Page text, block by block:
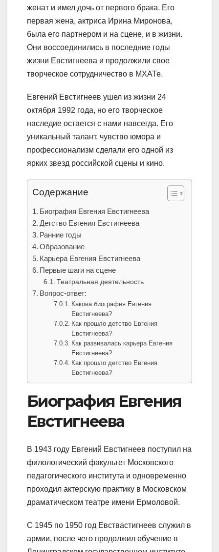
женат и имел дочь от первого брака. Его
первая жена, актриса Ирина Миронова,
была его партнером и на сцене, и в жизни.
Они воссоединились в последние годы
жизни Евстигнеева и продолжили свое
творческое сотрудничество в МХАТе.
Евгений Евстигнеев ушел из жизни 24
октября 1992 года, но его творческое
наследие остается с нами навсегда. Его
уникальный талант, чувство юмора и
профессионализм сделали его одной из
ярких звезд российской сцены и кино.
Содержание
Биография Евгения Евстигнеева
Детство Евгения Евстигнеева
Ранние годы
Образование
Карьера Евгения Евстигнеева
Первые шаги на сцене
Театральная деятельность
Вопрос-ответ:
Какова биография Евгения
Евстигнеева?
Как прошло детство Евгения
Евстигнеева?
Как развивалась карьера Евгения
Евстигнеева?
Как прошло детство Евгения
Евстигнеева?
Биография Евгения
Евстигнеева
В 1943 году Евгений Евстигнеев поступил на
филологический факультет Московского
педагогического института и одновременно
проходил актерскую практику в Московском
драматическом театре имени Ермоловой.
С 1945 по 1950 год Евствастигнеев служил в
армии, после чего продолжил обучение в